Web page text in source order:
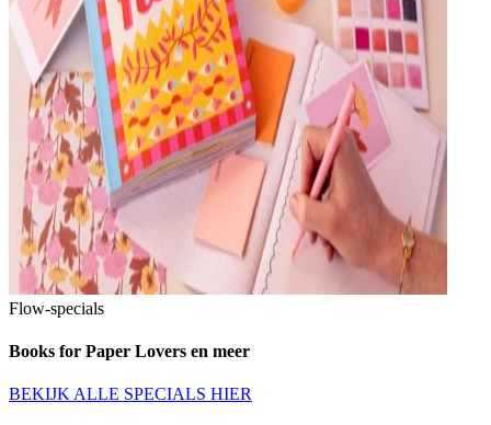
Flow-specials
Books for Paper Lovers en meer
BEKIJK ALLE SPECIALS HIER